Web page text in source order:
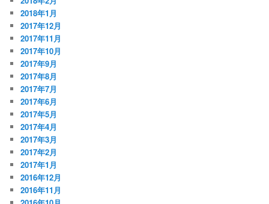
2018年1月
2017年12月
2017年11月
2017年10月
2017年9月
2017年8月
2017年7月
2017年6月
2017年5月
2017年4月
2017年3月
2017年2月
2017年1月
2016年12月
2016年11月